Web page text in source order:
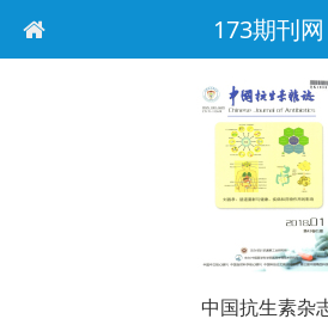
173期刊网
中国抗生素杂